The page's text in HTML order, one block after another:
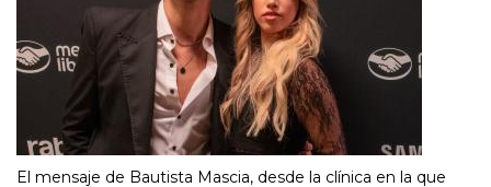
El mensaje de Bautista Mascia, desde la clínica en la que